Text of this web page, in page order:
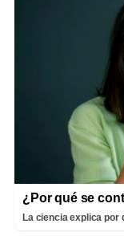
¿Por qué se
La ciencia explica por